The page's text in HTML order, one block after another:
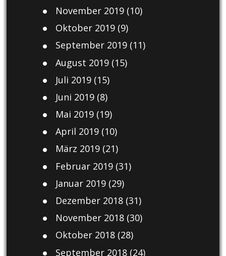
November 2019(10)
Oktober 2019(9)
September 2019(11)
August 2019(15)
Juli 2019(15)
Juni 2019(8)
Mai 2019(19)
April 2019(10)
März 2019(21)
Februar 2019(31)
Januar 2019(29)
Dezember 2018(31)
November 2018(30)
Oktober 2018(28)
September 2018(24)